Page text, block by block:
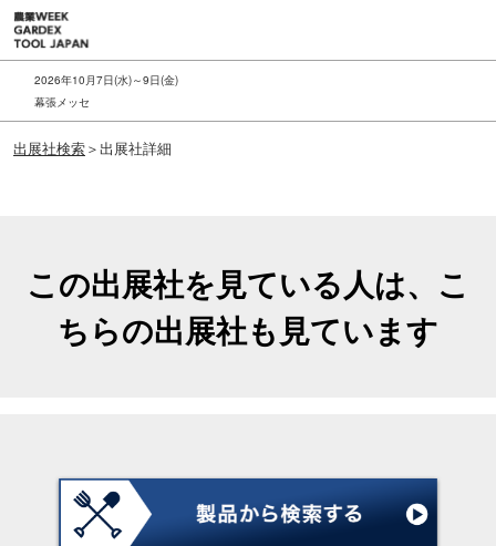
ス
キ
ッ
し
て
2026年10月7日(水)～9日(金)
幕張メッセ
出展社検索＞出展社詳細
この出展社を見ている人は、こ
ちらの出展社も見ています